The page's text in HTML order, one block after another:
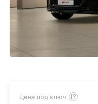
НОВОСТИ
ВАКАНСИИ
КОНТАКТЫ
Цена под ключ ?